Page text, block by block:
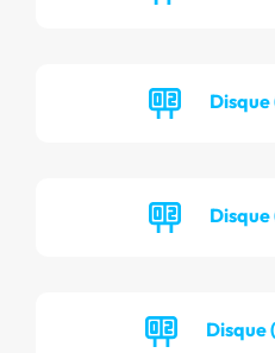
Disque
Disque
Disque